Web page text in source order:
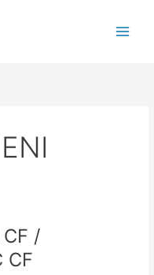
CF /
CF